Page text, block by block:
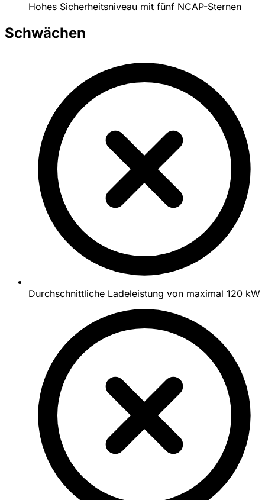
Hohes Sicherheitsniveau mit fünf NCAP-Sternen
Schwächen
Durchschnittliche Ladeleistung von maximal 120 kW